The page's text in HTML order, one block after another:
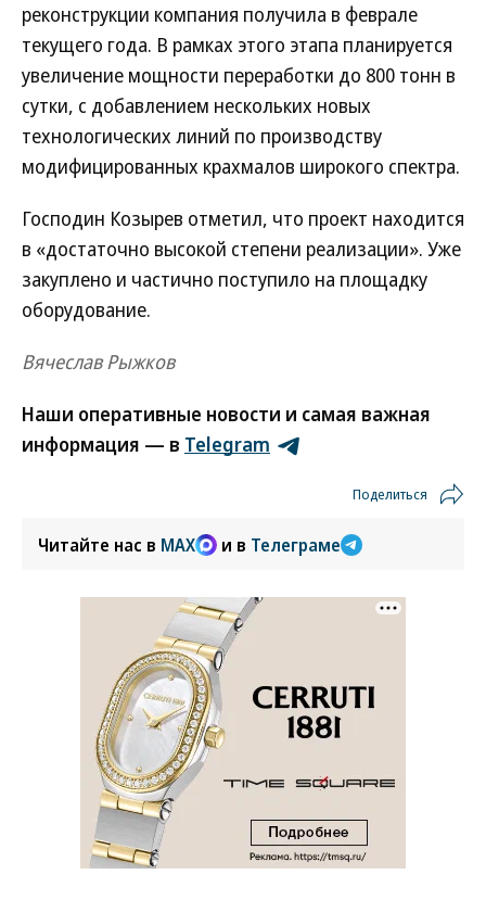
реконструкции компания получила в феврале
текущего года. В рамках этого этапа планируется
увеличение мощности переработки до 800 тонн в
сутки, с добавлением нескольких новых
технологических линий по производству
модифицированных крахмалов широкого спектра.
Господин Козырев отметил, что проект находится
в «достаточно высокой степени реализации». Уже
закуплено и частично поступило на площадку
оборудование.
Вячеслав Рыжков
Наши оперативные новости и самая важная
информация — в Telegram
Поделиться
Читайте нас в MAX и в Телеграме